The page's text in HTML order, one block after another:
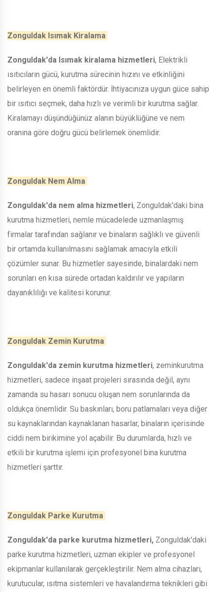
Zonguldak Isımak Kiralama
Zonguldak'da Isımak kiralama hizmetleri, Elektrikli
ısıtıcıların gücü, kurutma sürecinin hızını ve etkinliğini
belirleyen en önemli faktördür. İhtiyacınıza uygun güce sahip
bir ısıtıcı seçmek, daha hızlı ve verimli bir kurutma sağlar.
Kiralamayı düşündüğünüz alanın büyüklüğüne ve nem
oranına göre doğru gücü belirlemek önemlidir.
Zonguldak Nem Alma
Zonguldak'da nem alma hizmetleri, Zonguldak'daki bina
kurutma hizmetleri, nemle mücadelede uzmanlaşmış
firmalar tarafından sağlanır ve binaların sağlıklı ve güvenli
bir ortamda kullanılmasını sağlamak amacıyla etkili
çözümler sunar. Bu hizmetler sayesinde, binalardaki nem
sorunları en kısa sürede ortadan kaldırılır ve yapıların
dayanıklılığı ve kalitesi korunur.
Zonguldak Zemin Kurutma
Zonguldak'da zemin kurutma hizmetleri, zeminkurutma
hizmetleri, sadece inşaat projeleri sırasında değil, aynı
zamanda su hasarı sonucu oluşan nem sorunlarında da
oldukça önemlidir. Su baskınları, boru patlamaları veya diğer
su kaynaklarından kaynaklanan hasarlar, binaların içerisinde
ciddi nem birikimine yol açabilir. Bu durumlarda, hızlı ve
etkili bir kurutma işlemi için profesyonel bina kurutma
hizmetleri şarttır.
Zonguldak Parke Kurutma
Zonguldak'da parke kurutma hizmetleri, Zonguldak'daki
parke kurutma hizmetleri, uzman ekipler ve profesyonel
ekipmanlar kullanılarak gerçekleştirilir. Nem alma cihazları,
kurutucular, ısıtma sistemleri ve havalandırma teknikleri gibi